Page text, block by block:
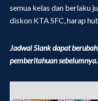
semua kelas dan berlaku
diskon KTA SFC, harap
Jadwal Slank dapat
pemberitahuan sebelumnya.